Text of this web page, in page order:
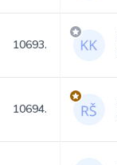
10693.
10694.